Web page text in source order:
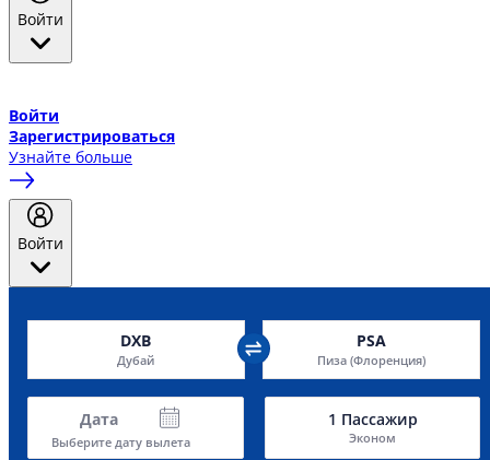
Войти
Войти
Зарегистрироваться
Узнайте больше
Войти
DXB
Дубай
PSA
Пиза (Флоренция)
Дата
Выберите дату вылета
1 Пассажир
Эконом